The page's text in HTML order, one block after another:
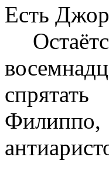
Есть
Филиппо,